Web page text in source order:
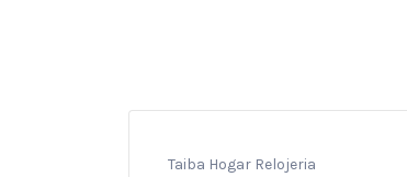
Taiba Hogar Relojeria